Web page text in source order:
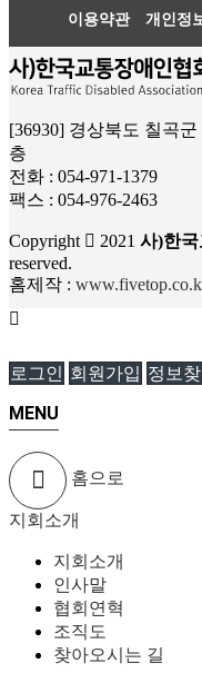
이용약관 개인정
[36930] 경상북도 칠곡
층
전화 : 054-971-1379
팩스 : 054-976-2463
Copyright 2021 사)한
reserved.
홈제작 :
로그인 회원가입 정보
MENU
홈으로
지회소개
지회소개
인사말
협회연혁
조직도
찾아오시는 길